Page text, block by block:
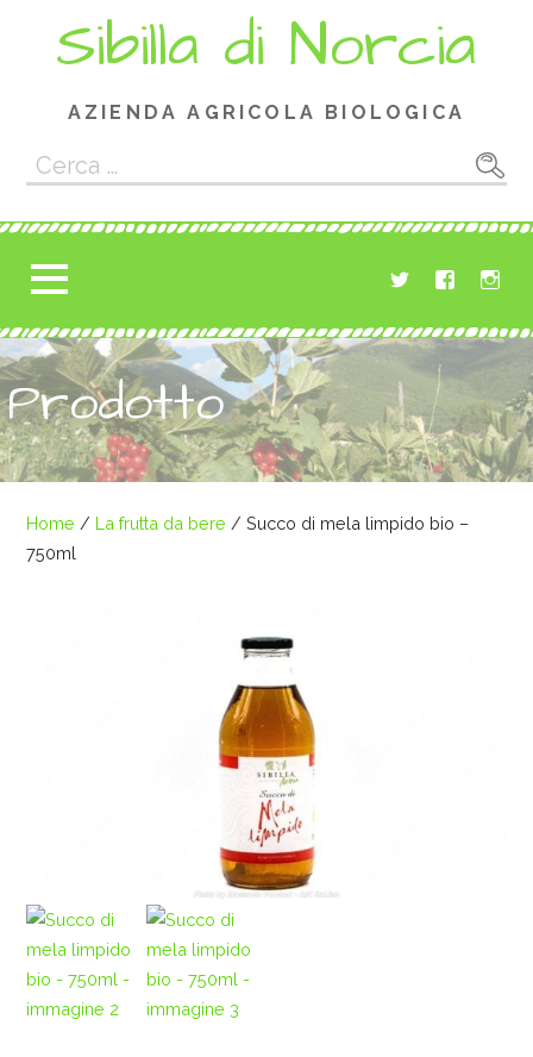
Sibilla di Norcia
AZIENDA AGRICOLA BIOLOGICA
Ricerca
per:
Prodotto
Home / La frutta da bere / Succo di mela limpido bio –
750ml